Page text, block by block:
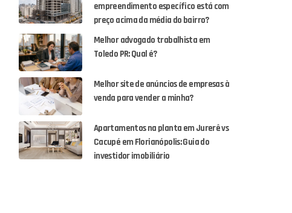
empreendimento específico está com
preço acima da média do bairro?
Melhor advogado trabalhista em
Toledo PR: Qual é?
Melhor site de anúncios de empresas à
venda para vender a minha?
Apartamentos na planta em Jurerê vs
Cacupé em Florianópolis: Guia do
investidor imobiliário